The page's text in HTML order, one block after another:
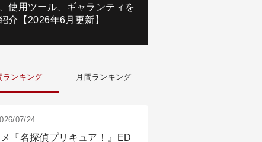
使用ツール、ギャランティを
介【2026年6月更新】
ランキング 月間ランキング
07/24
『名探偵プリキュア！』ED